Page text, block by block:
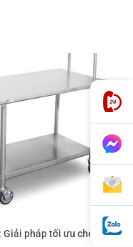
pháp tối ưu cho môi